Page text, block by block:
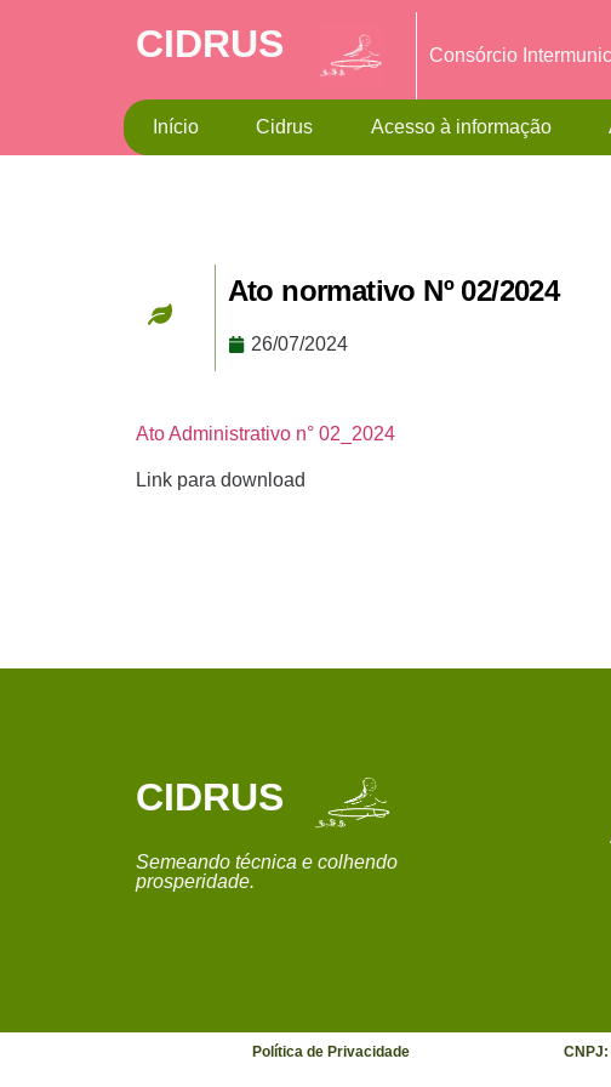
CIDRUS Consórcio
Início Cidrus Acesso à informação
Ato normativo Nº 02/2024
26/07/2024
Ato Administrativo n° 02_2024
Link para download
CIDRUS
Semeando técnica e colhendo
prosperidade.
Política de Privacidade